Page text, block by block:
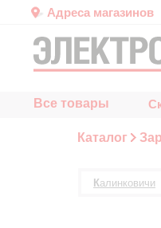
Адреса магазинов
Все товары
Каталог
Калинковичи